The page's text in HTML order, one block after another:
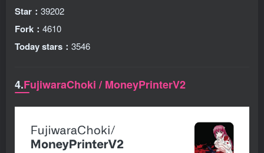
Star： 39202
Fork： 4610
Today stars： 3546
4.FujiwaraChoki / MoneyPrinterV2